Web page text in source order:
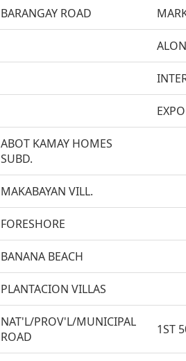
BARANGAY ROAD
ABOT KAMAY HOMES
SUBD.
MAKABAYAN VILL.
FORESHORE
BANANA BEACH
PLANTACION VILLAS
NAT'L/PROV'L/MUNICIPAL
ROAD
1ST